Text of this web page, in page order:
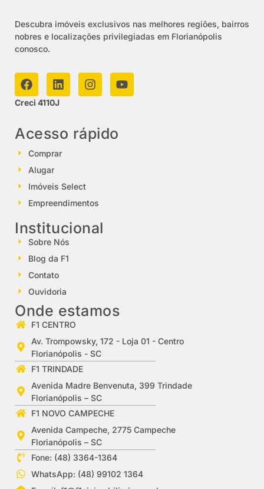
Descubra imóveis exclusivos nas melhores regiões, bairros
nobres e localizações privilegiadas em Florianópolis
conosco.
Creci 4110J
Acesso rápido
Comprar
Alugar
Imóveis Select
Empreendimentos
Institucional
Sobre Nós
Blog da F1
Contato
Ouvidoria
Onde estamos
F1 CENTRO
Av. Trompowsky, 172 - Loja 01 - Centro
Florianópolis - SC
F1 TRINDADE
Avenida Madre Benvenuta, 399 Trindade
Florianópolis – SC
F1 NOVO CAMPECHE
Avenida Campeche, 2775 Campeche
Florianópolis – SC
Fone: (48) 3364-1364
WhatsApp: (48) 99102 1364